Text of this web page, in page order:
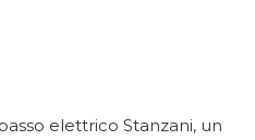
elettrico Stanzani, un